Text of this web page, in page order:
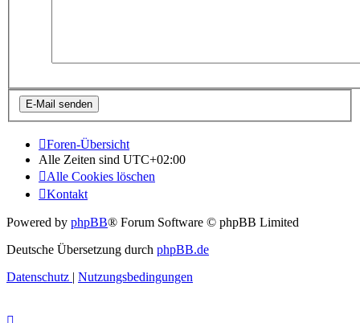
Foren-Übersicht
Alle Zeiten sind UTC+02:00
Alle Cookies löschen
Kontakt
Powered by phpBB® Forum Software © phpBB Limited
Deutsche Übersetzung durch phpBB.de
Datenschutz | Nutzungsbedingungen